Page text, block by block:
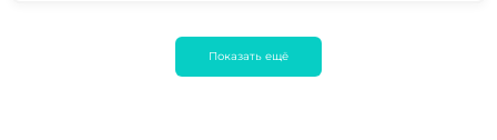
Показать ещё